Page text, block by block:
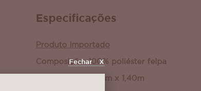
Especificações
Produto Importado
Composição: 100% poliéster felpa
Medida total: 1,00m x 1,40m
Fechar X